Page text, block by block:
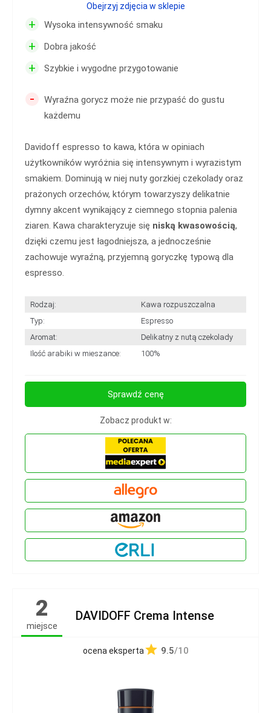
+ Wysoka intensywność smaku
+ Dobra jakość
+ Szybkie i wygodne przygotowanie
-
Wyraźna gorycz może nie przypaść do gustu
każdemu
Davidoff espresso to kawa, która w opiniach
użytkowników wyróżnia się intensywnym i wyrazistym
smakiem. Dominują w niej nuty gorzkiej czekolady oraz
prażonych orzechów, którym towarzyszy delikatnie
dymny akcent wynikający z ciemnego stopnia palenia
ziaren. Kawa charakteryzuje się niską kwasowością,
dzięki czemu jest łagodniejsza, a jednocześnie
zachowuje wyraźną, przyjemną goryczkę typową dla
espresso.
Rodzaj:
Kawa rozpuszczalna
Typ:
Espresso
Aromat:
Delikatny z nutą czekolady
Ilość arabiki w mieszance:
100%
Obejrzyj zdjęcia w sklepie
Sprawdź cenę
Zobacz produkt w:
2
miejsce
DAVIDOFF Crema Intense
ocena eksperta 9.5/10